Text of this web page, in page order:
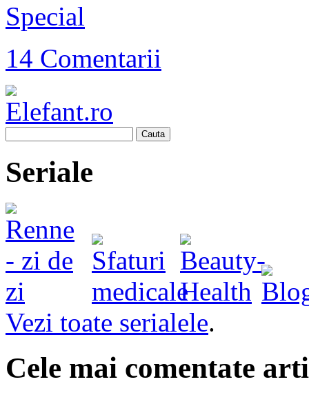
Special
14 Comentarii
Cauta
Seriale
Vezi toate serialele.
Cele mai comentate